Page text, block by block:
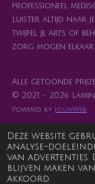
Deze website
analyse-
van
blijven maken
akkoord.
professioneel
Luister altijd naar
twijfel je arts of
zorg mogen elkaar
Alle getoonde
© 2021 - 2026
Powered by JouwWeb